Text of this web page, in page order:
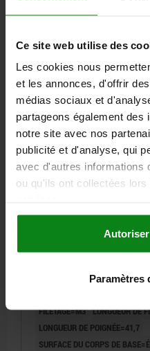
Ce site web utilise des
Les cookies nous
et les annonces, d'offrir
médias sociaux et
partageons également des
notre site avec nos
publicité et d'analyse, qui
avec d'autres informations
ou qu'ils ont collectées
Paramètres
Référence: 04232-
19,06 €
hors frais d’envoi
04232 AG
COMP:ACIER INOX.
FILETAGE=M3 LONGUEUR DE
LONGUEUR DE POIGNÉE=41,7
SURFACE DU CORPS DE